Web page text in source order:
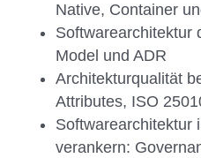
Native, Container
Softwarearchitektur
Model und ADR
Architekturqualität
Attributes, ISO
Softwarearchitektur
verankern: